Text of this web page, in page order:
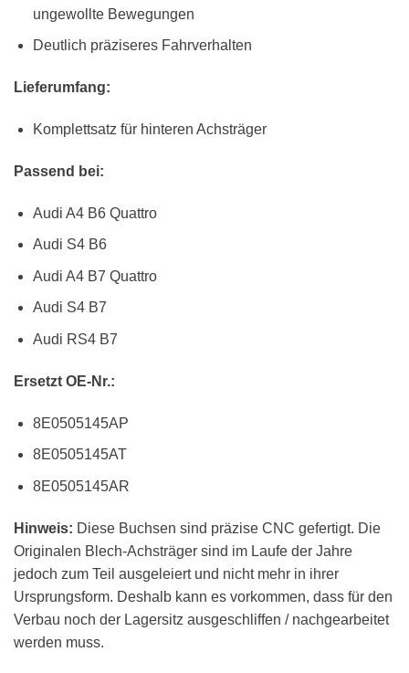
ungewollte Bewegungen
Deutlich präziseres Fahrverhalten
Lieferumfang:
Komplettsatz für hinteren Achsträger
Passend bei:
Audi A4 B6 Quattro
Audi S4 B6
Audi A4 B7 Quattro
Audi S4 B7
Audi RS4 B7
Ersetzt OE-Nr.:
8E0505145AP
8E0505145AT
8E0505145AR
Hinweis: Diese Buchsen sind präzise CNC gefertigt. Die
Originalen Blech-Achsträger sind im Laufe der Jahre
jedoch zum Teil ausgeleiert und nicht mehr in ihrer
Ursprungsform. Deshalb kann es vorkommen, dass für den
Verbau noch der Lagersitz ausgeschliffen / nachgearbeitet
werden muss.